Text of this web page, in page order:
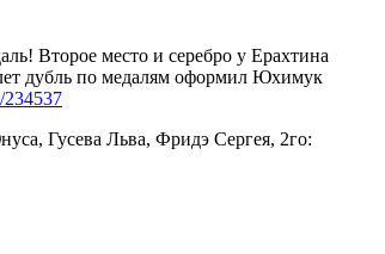
Второе место и серебро у Ерахтина
дубль по медалям оформил Юхимук
234537
Гусева Льва, Фридэ Сергея, 2го: